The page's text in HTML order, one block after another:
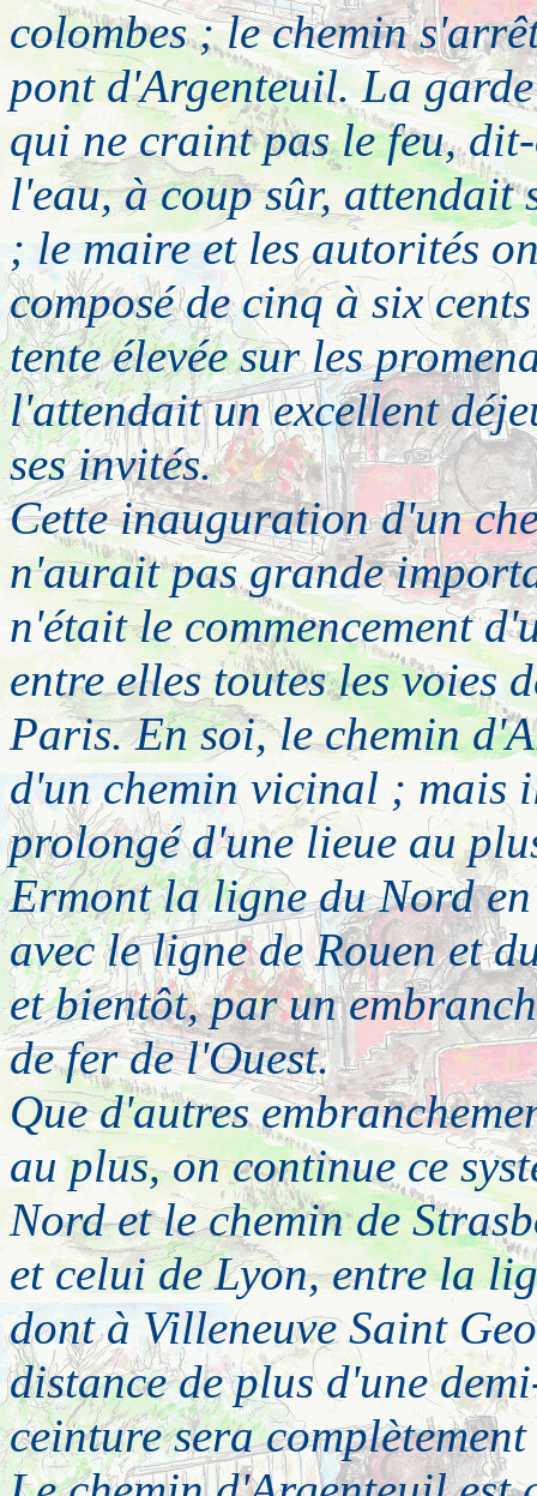
colombes ; le chemin
pont d'Argenteuil. La
qui ne craint pas le feu,
l'eau, à coup sûr, attendait
; le maire et les autorités
composé de cinq à six
tente élevée sur les
l'attendait un excellent
ses invités.
Cette inauguration d'un
n'aurait pas grande
n'était le commencement
entre elles toutes les voies
Paris. En soi, le chemin
d'un chemin vicinal ; mais
prolongé d'une lieue au
Ermont la ligne du Nord
avec le ligne de Rouen et
et bientôt, par un
de fer de l'Ouest.
Que d'autres
au plus, on continue ce
Nord et le chemin de
et celui de Lyon, entre la
dont à Villeneuve Saint
distance de plus d'une
ceinture sera complètement